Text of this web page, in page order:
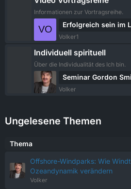
t
r
t
e
e
i
t
r
g
Informationen zur Vortragsreihe.
t
z
t
e
B
e
r
Erfolgreich sein im Leben, mit
Volker1
Individuell spirituell
Über die Individualität des Ich bin.
e
t
e
t
r
ä
Seminar Gordon
Volker
Ungelesene Themen
Thema
Offshore-Windparks: Wie
Ozeandynamik verändern
Volker